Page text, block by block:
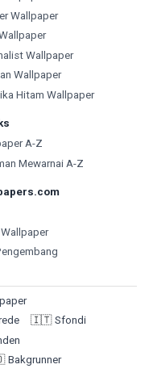
Wallpaper
Wallpaper
Wallpaper
Hitam Wallpaper
A-Z
Mewarnai A-Z
🇮🇹 Sfondi
Bakgrunner